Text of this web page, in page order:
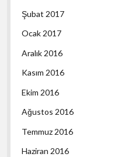
Şubat 2017
Ocak 2017
Aralık 2016
Kasım 2016
Ekim 2016
Ağustos 2016
Temmuz 2016
Haziran 2016